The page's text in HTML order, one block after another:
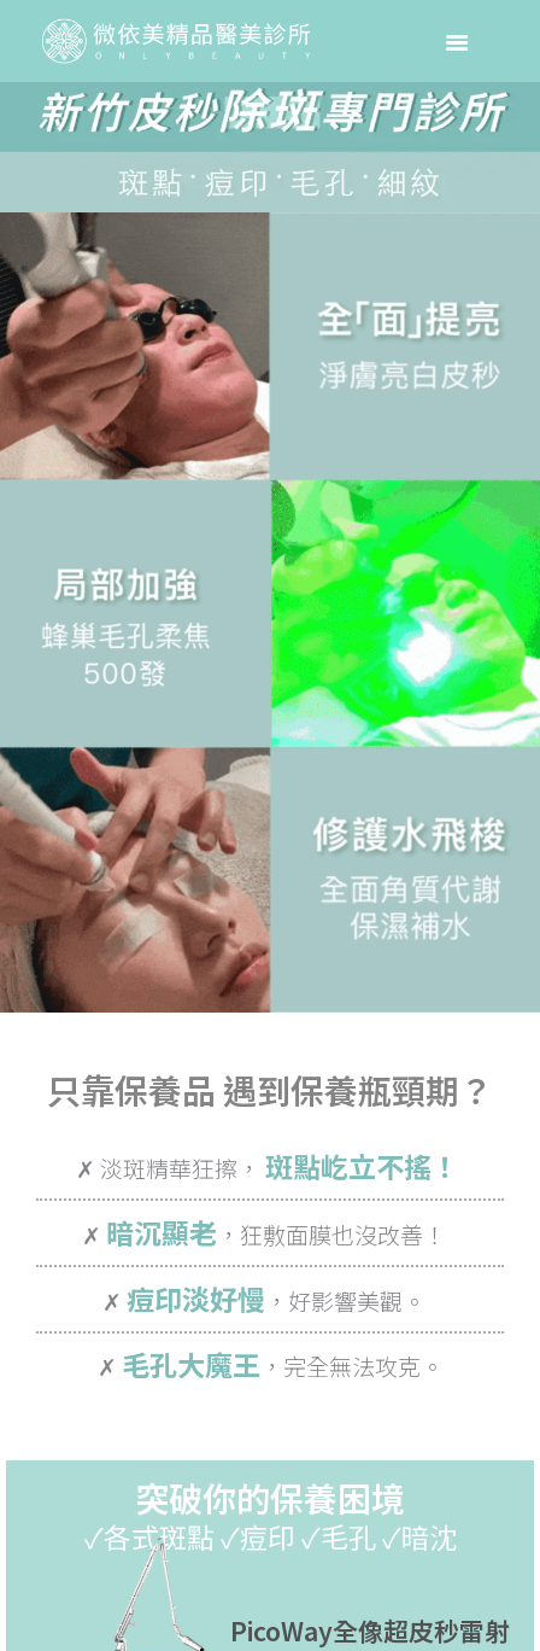
只靠保養品 遇到保養瓶頸期？
✗ 淡斑精華狂擦， 斑點屹立不搖！
✗ 暗沉顯老 ，狂敷面膜也沒改善！
✗ 痘印淡好慢 ，好影響美觀。
✗ 毛孔大魔王 ，完全無法攻克。
突破你的保養困境
✓各式斑點 ✓痘印 ✓毛孔 ✓暗沈
PicoWay全像超皮秒雷射